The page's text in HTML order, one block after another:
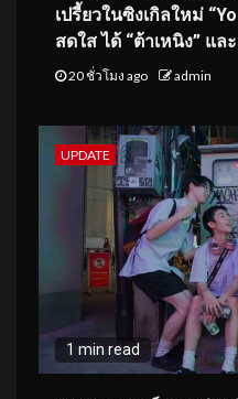
เปรี้ยวในซิงเกิลใหม่
สดใส ได้ “ต้าเหนิง” แ
20 ชั่วโมง ago admin
UPDATE
1 min read